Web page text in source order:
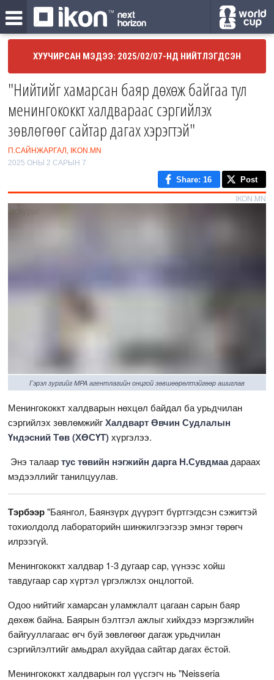
ХУУЧИРСАН МЭДЭЭ: 2025/02/07-НД НИЙТЛЭГДСЭН
"Нийтийг хамарсан баяр дөхөж байгаа тул
менингококкт халдвараас сэргийлэх
зөвлөгөөг сайтар дагах хэрэгтэй"
П.САЙНЖАРГАЛ, IKON.MN
2025 ОНЫ 2 САРЫН 7
Share: 16 Post
IKON.MN
Гэрэл зургийг MPA агентлагийн онцгой зөвшөөрөлтэйгөөр ашиглав
Менингококкт халдварын нөхцөл байдал ба урьдчилан
сэргийлэх зөвлөмжийгХалдварт Өвчин Судлалын
Үндэсний Төв (ХӨСҮТ)хүргэлээ.
Энэ талаартус төвийн нэгжийн дарга Н.Сувдмаадараах
мэдээллийг танилцуулав.
Тэрбээр"Баянгол, Баянзүрх дүүрэгт бүртгэгдсэн сэжигтэй
тохиолдолд лабораторийн шинжилгээгээр эмнэг төрөгч
илрээгүй.
Менингококкт халдвар 1-3 дугаар сар, үүнээс хойш
тавдугаар сар хүртэл үргэлжлэх онцлогтой.
Одоо нийтийг хамарсан уламжлалт цагаан сарын баяр
дөхөж байна. Баярын бэлтгэл ажлыг хийхдээ мэргэжлийн
байгууллагаас өгч буй зөвлөгөөг дагаж урьдчилан
сэргийлэлтийг амьдрал ахуйдаа сайтар дагах ёстой.
Менингококкт халдварын гол үүсгэгч нь "Neisseria